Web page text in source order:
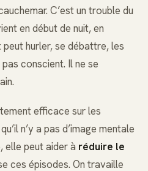
C’est un trouble du
en début de nuit, en
hurler, se débattre, les
conscient. Il ne se
efficace sur les
n’y a pas d’image mentale
elle peut aider à réduire le
ces épisodes. On travaille